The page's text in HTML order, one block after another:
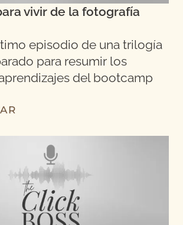
vivir de la fotografía
episodio de una trilogía
para resumir los
del bootcamp